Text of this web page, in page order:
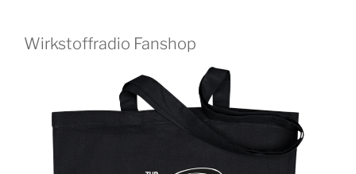
Wirkstoffradio Fanshop